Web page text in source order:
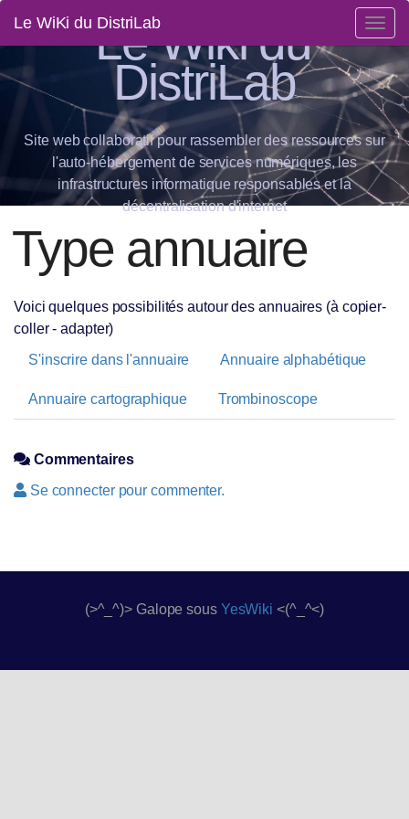
Le WiKi du DistriLabLe Wiki du
DistriLab
Site web collaboratif pour rassembler des ressources sur
l'auto-hébergement de services numériques, les
infrastructures informatique responsables et la
décentralisation d'internet
Type annuaire
Voici quelques possibilités autour des annuaires (à copier-
coller - adapter)
S'inscrire dans l'annuaire
Annuaire alphabétique
Annuaire cartographique Trombinoscope
Commentaires
Se connecter pour commenter.
(>^_^)> Galope sous YesWiki <(^_^<)